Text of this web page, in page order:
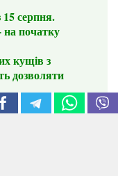
серпня.
початку
кущів з
дозволяти